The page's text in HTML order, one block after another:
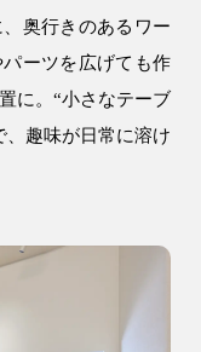
奥行きのあるワー
ーツを広げても作
に。“小さなテーブ
趣味が日常に溶け